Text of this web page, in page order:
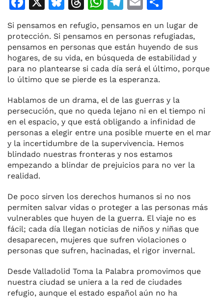
c
e
b
o
o
k
e
s
k
y
h
re
a
d
s
at
s
A
p
p
e
gr
a
m
ai
l
o
m
p
ar
r
Si pensamos en refugio, pensamos en un lugar de
protección. Si pensamos en personas refugiadas,
pensamos en personas que están huyendo de sus
hogares, de su vida, en búsqueda de estabilidad y
para no plantearse si cada día será el último, porque
lo último que se pierde es la esperanza.
Hablamos de un drama, el de las guerras y la
persecución, que no queda lejano ni en el tiempo ni
en el espacio, y que está obligando a infinidad de
personas a elegir entre una posible muerte en el mar
y la incertidumbre de la supervivencia. Hemos
blindado nuestras fronteras y nos estamos
empezando a blindar de prejuicios para no ver la
realidad.
De poco sirven los derechos humanos si no nos
permiten salvar vidas o proteger a las personas más
vulnerables que huyen de la guerra. El viaje no es
fácil; cada día llegan noticias de niños y niñas que
desaparecen, mujeres que sufren violaciones o
personas que sufren, hacinadas, el rigor invernal.
Desde Valladolid Toma la Palabra promovimos que
nuestra ciudad se uniera a la red de ciudades
refugio, aunque el estado español aún no ha